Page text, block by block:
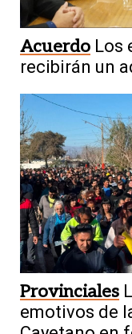
Acuerdo Los
recibirán un
Provinciales
emotivos de